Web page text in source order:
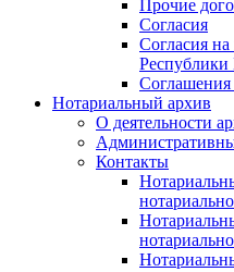
Прочие
Согласия
Согласия
Республики
Соглашения
Нотариальный архив
О деятельности
Контакты